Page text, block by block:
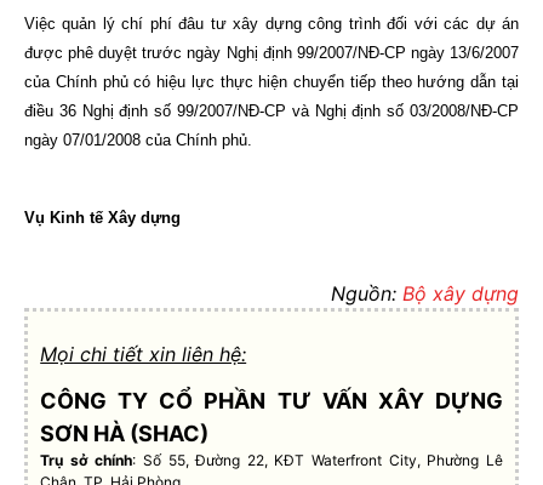
Việc quản lý chí phí đâu tư xây dựng công trình đối với các dự án
được phê duyệt trước ngày Nghị định 99/2007/NĐ-CP ngày 13/6/2007
của Chính phủ có hiệu lực thực hiện chuyển tiếp theo hướng dẫn tại
điều 36 Nghị định số 99/2007/NĐ-CP và Nghị định số 03/2008/NĐ-CP
ngày 07/01/2008 của Chính phủ.
Vụ Kinh tế Xây dựng
Nguồn: Bộ xây dựng
Mọi chi tiết xin liên hệ:
CÔNG TY CỔ PHẦN TƯ VẤN XÂY DỰNG
SƠN HÀ (SHAC)
Trụ sở chính: Số 55, Đường 22, KĐT Waterfront City, Phường Lê